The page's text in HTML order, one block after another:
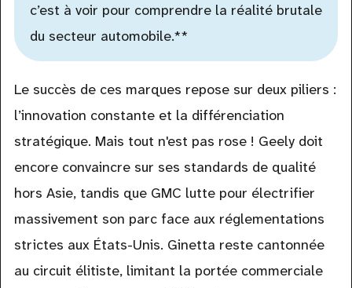
c’est à voir pour comprendre la réalité brutale
du secteur automobile.**
Le succès de ces marques repose sur deux piliers :
l’innovation constante et la différenciation
stratégique. Mais tout n'est pas rose ! Geely doit
encore convaincre sur ses standards de qualité
hors Asie, tandis que GMC lutte pour électrifier
massivement son parc face aux réglementations
strictes aux États-Unis. Ginetta reste cantonnée
au circuit élitiste, limitant la portée commerciale